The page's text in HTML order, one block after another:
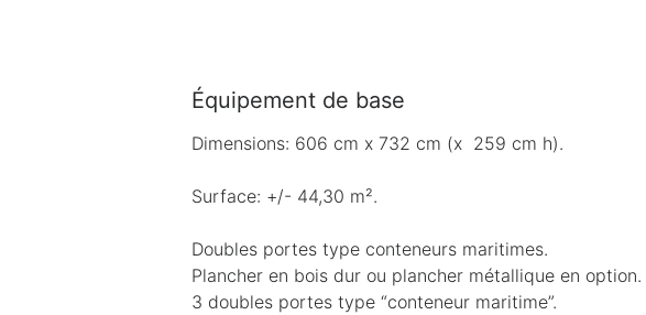
Équipement de base
Dimensions: 606 cm x 732 cm (x 259 cm h).
Surface: +/- 44,30 m².
Doubles portes type conteneurs maritimes.
Plancher en bois dur ou plancher métallique en option.
3 doubles portes type “conteneur maritime”.